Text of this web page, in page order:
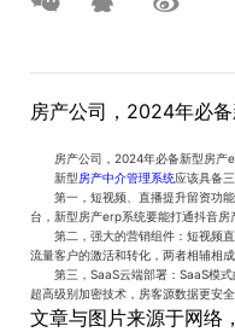
房产公司，2024年必备
房产公司，2024年必备新型房产
新型房产中介管理系统应该具备三
第一，短视频、直播提升留资功能
台，新型房产erp系统要能打通抖音房
第二，强大的营销组件：短视频直
流量客户的激活和转化，两者相辅相
第三，SaaS云端部署：SaaS模式
超高级别加密技术，房客源数据更安全
文章与图片来源于网络